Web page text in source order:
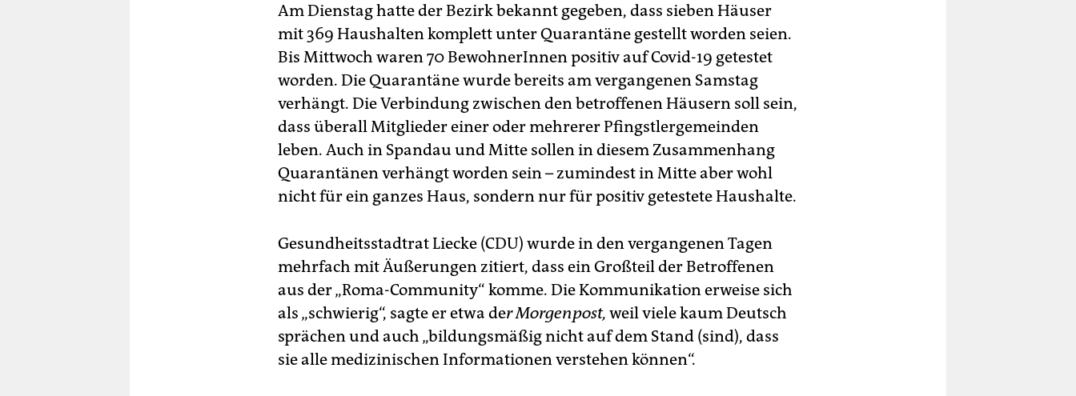
Am Dienstag hatte der Bezirk bekannt gegeben, dass sieben Häuser
mit 369 Haushalten komplett unter Quarantäne gestellt worden seien.
Bis Mittwoch waren 70 BewohnerInnen positiv auf Covid-19 getestet
worden. Die Quarantäne wurde bereits am vergangenen Samstag
verhängt. Die Verbindung zwischen den betroffenen Häusern soll sein,
dass überall Mitglieder einer oder mehrerer Pfingstlergemeinden
leben. Auch in Spandau und Mitte sollen in diesem Zusammenhang
Quarantänen verhängt worden sein – zumindest in Mitte aber wohl
nicht für ein ganzes Haus, sondern nur für positiv getestete Haushalte.
Gesundheitsstadtrat Liecke (CDU) wurde in den vergangenen Tagen
mehrfach mit Äußerungen zitiert, dass ein Großteil der Betroffenen
aus der „Roma-Community“ komme. Die Kommunikation erweise sich
als „schwierig“, sagte er etwa der Morgenpost, weil viele kaum Deutsch
sprächen und auch „bildungsmäßig nicht auf dem Stand (sind), dass
sie alle medizinischen Informationen verstehen können“.